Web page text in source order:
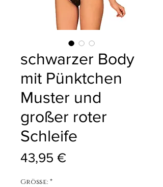
schwarzer Body
mit Pünktchen
Muster und
großer roter
Schleife
43,95 €Preis
Größe: *